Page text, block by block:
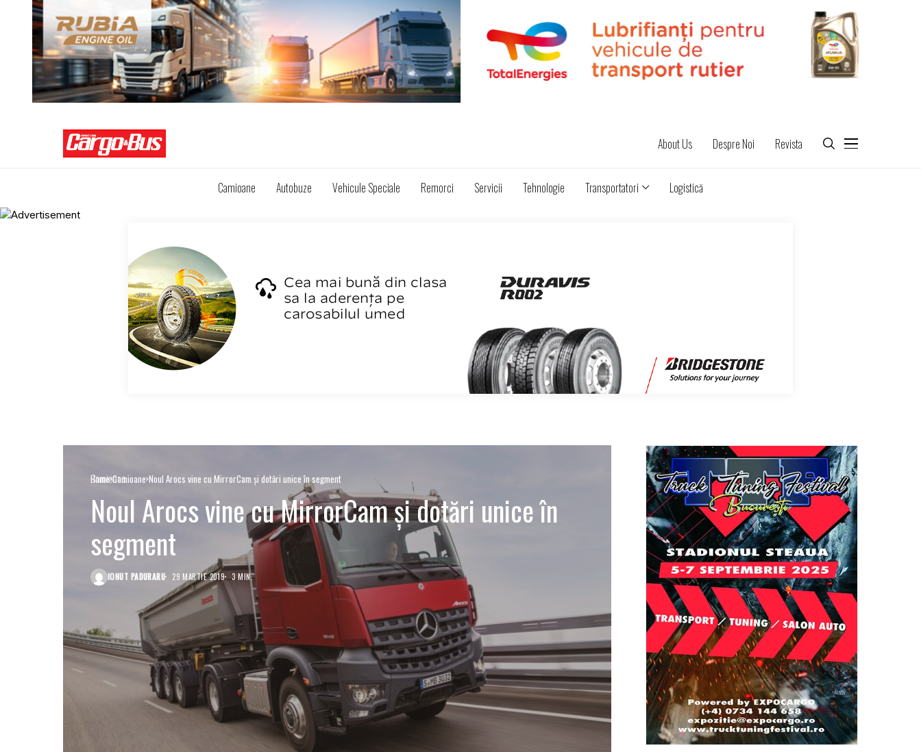
About Us Despre Noi Revista
Camioane Autobuze Vehicule Speciale Remorci Servicii Tehnologie Transportatori Logistică
Home Camioane Noul Arocs vine cu MirrorCam și dotări unice în segment
Camioane
Noul Arocs vine cu MirrorCam și dotări unice în
segment
IONUT PADURARU 29 MARTIE 2019 3 MIN.